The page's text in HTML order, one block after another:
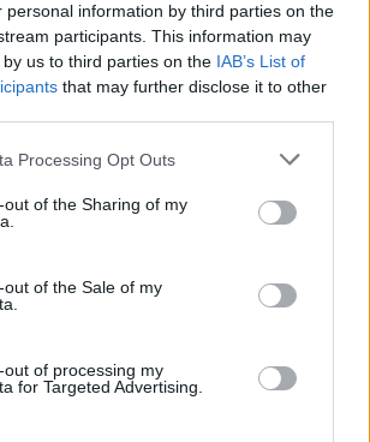
personal information by third parties on the
participants. This information may
us to third parties on the IAB’s List of
that may further disclose it to other
Processing Opt Outs
out of the Sharing of my
out of the Sale of my
out of processing my
for Targeted Advertising.
Pénz? Így Maradjatok
Döntéseknél
étkezést étteremben szeretnének
komoly anyagi terhet jelenthet – de
a kapcsolatot anélkül, hogy
7, 2026